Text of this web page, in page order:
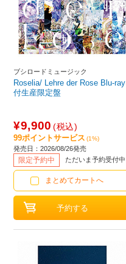
ブシロードミュージック
Roselia/ Lehre der Rose Blu-ray
付生産限定盤
¥9,900 (税込)
99ポイントサービス (1%)
発売日：2026/08/26発売
限定予約中 ただいま予約受付中
まとめてカートへ